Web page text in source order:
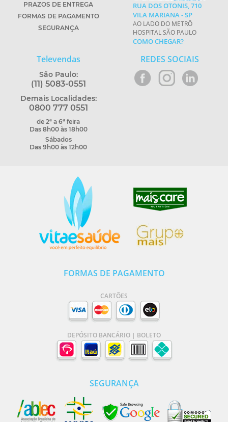
PRAZOS DE ENTREGA
FORMAS DE PAGAMENTO
SEGURANÇA
RUA DOS OTONIS, 710
VILA MARIANA - SP
AO LADO DO METRÔ
HOSPITAL SÃO PAULO
COMO CHEGAR?
Televendas
São Paulo:
(11) 5083-0551
Demais Localidades:
0800 777 0551
de 2ª a 6ª feira
Das 8h00 às 18h00
Sábados
Das 9h00 às 12h00
REDES SOCIAIS
FORMAS DE PAGAMENTO
CARTÕES
DEPÓSITO BANCÁRIO | BOLETO
SEGURANÇA